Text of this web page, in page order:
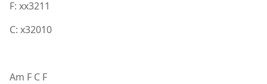
F: xx3211
C: x32010
Am F C F